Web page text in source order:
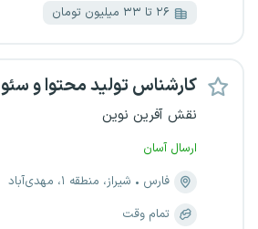
۲۶ تا ۳۳ میلیون تومان
کارشناس تولید محتوا و سئو
نقش آفرین نوین
ارسال آسان
فارس
شیراز، منطقه ۱، مهدی‌آباد
تمام وقت